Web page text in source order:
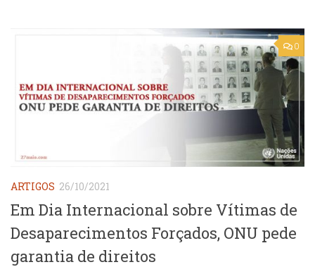
0
ARTIGOS 26/10/2021
Em Dia Internacional sobre Vítimas de
Desaparecimentos Forçados, ONU pede
garantia de direitos